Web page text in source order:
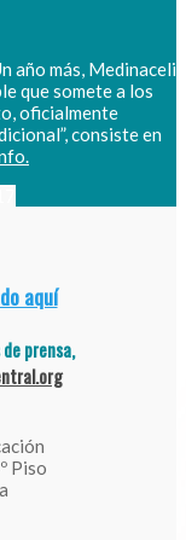
año más, Medinaceli
que somete a los
oficialmente
consiste en
aquí
prensa,
Piso